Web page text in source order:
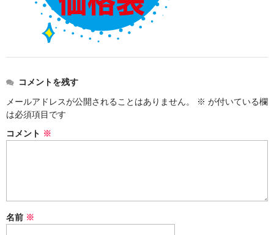
コメントを残す
メールアドレスが公開されることはありません。
※ が付いている欄
は必須項目です
コメント ※
名前 ※